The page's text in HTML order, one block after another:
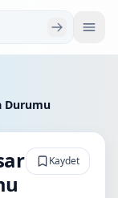
Durumu
Kaydet